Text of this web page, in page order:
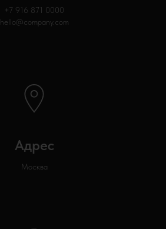
+7 916 871 0000
hello@company.com
Адрес
Москва